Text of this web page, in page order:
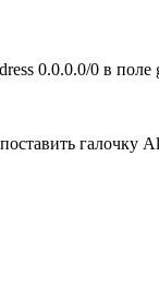
0.0.0.0/0 в
галочку